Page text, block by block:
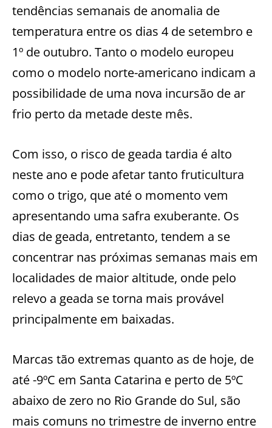
tendências semanais de anomalia de
temperatura entre os dias 4 de setembro e
1º de outubro. Tanto o modelo europeu
como o modelo norte-americano indicam a
possibilidade de uma nova incursão de ar
frio perto da metade deste mês.
Com isso, o risco de geada tardia é alto
neste ano e pode afetar tanto fruticultura
como o trigo, que até o momento vem
apresentando uma safra exuberante. Os
dias de geada, entretanto, tendem a se
concentrar nas próximas semanas mais em
localidades de maior altitude, onde pelo
relevo a geada se torna mais provável
principalmente em baixadas.
Marcas tão extremas quanto as de hoje, de
até -9ºC em Santa Catarina e perto de 5ºC
abaixo de zero no Rio Grande do Sul, são
mais comuns no trimestre de inverno entre